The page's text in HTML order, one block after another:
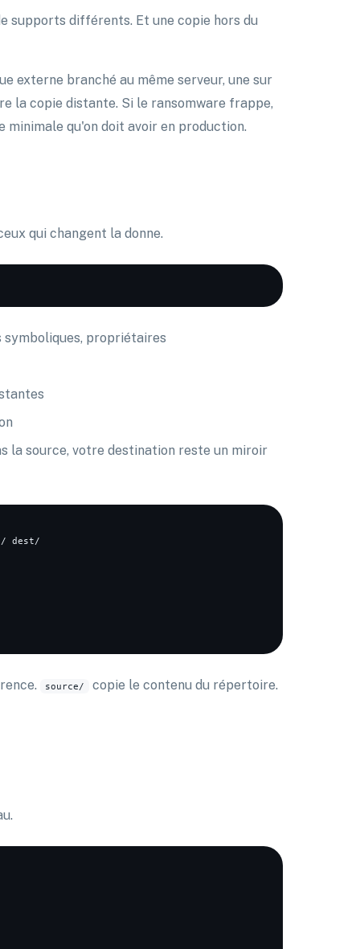
supports différents. Et une copie hors du
externe branché au même serveur, une sur
la copie distante. Si le ransomware frappe,
qu'on doit avoir en production.
qui changent la donne.
symboliques, propriétaires
la source, votre destination reste un miroir
/ dest/
source/ copie le contenu du répertoire.